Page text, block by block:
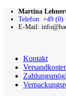
Martina
Telefon: +49 (0)
E-Mail:
Kontakt